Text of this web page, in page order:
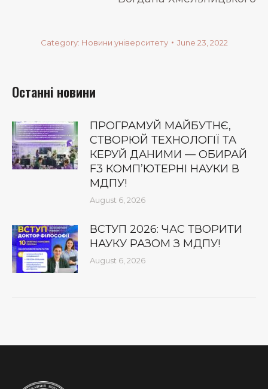
Category: Новини університету June 23, 2022
Останні новини
ПРОГРАМУЙ МАЙБУТНЄ,
СТВОРЮЙ ТЕХНОЛОГІЇ ТА
КЕРУЙ ДАНИМИ — ОБИРАЙ
F3 КОМП’ЮТЕРНІ НАУКИ В
МДПУ!
August 6, 2026
ВСТУП 2026: ЧАС ТВОРИТИ
НАУКУ РАЗОМ З МДПУ!
August 6, 2026